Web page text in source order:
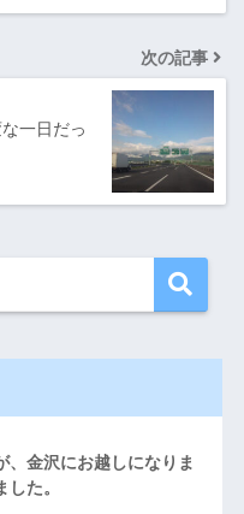
次の記事
一日だっ
、金沢にお越しになりま
た。